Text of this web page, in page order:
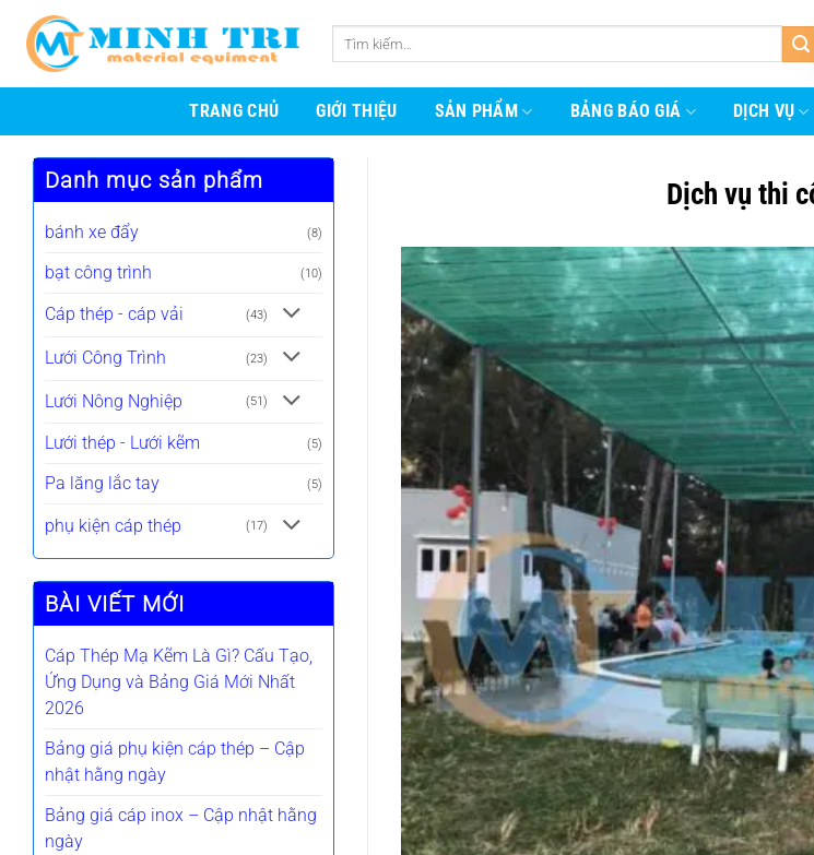
qua
dung
Tìm
TRANG CHỦ GIỚI THIỆU SẢN PHẨM BẢNG BÁO GIÁ DỊCH VỤ
Danh mục sản phẩm
bánh xe đẩy (8)
bạt công trình (10)
Cáp thép - cáp vải (43)
Lưới Công Trình (23)
Lưới Nông Nghiệp (51)
Lưới thép - Lưới kẽm (5)
Pa lăng lắc tay (5)
phụ kiện cáp thép (17)
BÀI VIẾT MỚI
Cáp Thép Mạ Kẽm Là Gì? Cấu Tạo,
Ứng Dụng và Bảng Giá Mới Nhất
2026
Bảng giá phụ kiện cáp thép – Cập
nhật hằng ngày
Bảng giá cáp inox – Cập nhật hằng
ngày
Dịch vụ thi